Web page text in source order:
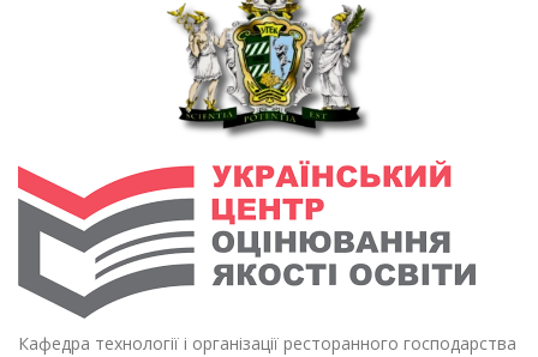
Кафедра технології і організації ресторанного господарства